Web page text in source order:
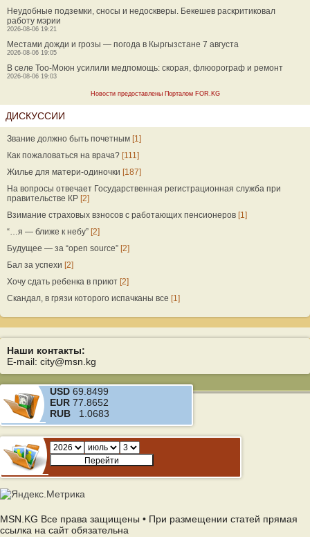
Неудобные подземки, сносы и недоскверы. Бекешев раскритиковал
работу мэрии
2026-08-06 19:21
Местами дожди и грозы — погода в Кыргызстане 7 августа
2026-08-06 19:05
В селе Тоо-Моюн усилили медпомощь: скорая, флюорограф и ремонт
2026-08-06 19:03
Новости предоставлены Порталом FOR.KG
ДИСКУССИИ
Звание должно быть почетным [1]
Как пожаловаться на врача? [111]
Жилье для матери-одиночки [187]
На вопросы отвечает Государственная регистрационная служба при
правительстве КР [2]
Взимание страховых взносов с работающих пенсионеров [1]
“…я — ближе к небу” [2]
Будущее — за “open source” [2]
Бал за успехи [2]
Хочу сдать ребенка в приют [2]
Скандал, в грязи которого испачканы все [1]
Наши контакты:
E-mail: city@msn.kg
USD 69.8499
EUR 77.8652
RUB 1.0683
MSN.KG Все права защищены • При размещении статей прямая
ссылка на сайт обязательна